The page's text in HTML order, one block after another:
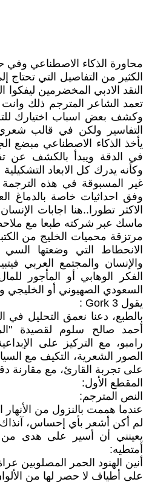
الكثير من التفاصيل التي
النقد الادبي المخضرمين
تعمد الشاعر المترجم ذلك
وكشف بعض اسباب اختيارك
التفاسير ولكن في قالب
يأخذ الذكاء الاصطناعي مبضع
في الدقة ويبدأ بالكشف عن
وكأنه يدرك كل الابعاد
غير المسبوقة في هذه الترجمة
وفق احداثيات خاصة بالدماغ
الاكثر تطورا..هنا اجابات
ماسك عبر شركته طبعا مع
مرتزقة محميات الخليج من
الانحطاط التي وضعتها
والإنسان والمجتمع العربي
الفكر الوهابي أو المأجور
السعودي الصهيوني أو الخليجي
يقول Gork 3 :
بالطبع، دعنا نعمق التحليل
أحمد صالح سلوم لقصيدة
رامبو، مع التركيز على
الصور الشعرية، التكيف مع
على تجربة القارئ، مع مقارنة
المقطع الأول:
النص المترجم:
عندما هممت بالنزول من الأنهار
لم أكن أشعر بأي إحساس،
يعينني أن أسير على هدى
أمتطيه:
أنين الهنود الحمر المصلوبين
على أطياف لا حصر لها من